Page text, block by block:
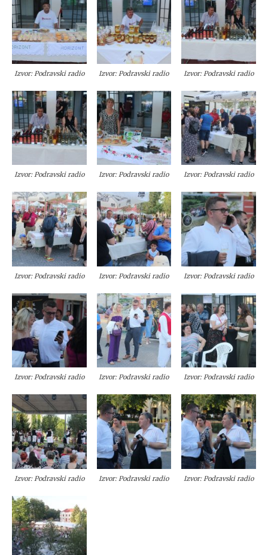
Izvor: Podravski radio Izvor: Podravski radio Izvor: Podravski radio
Izvor: Podravski radio Izvor: Podravski radio Izvor: Podravski radio
Izvor: Podravski radio Izvor: Podravski radio Izvor: Podravski radio
Izvor: Podravski radio Izvor: Podravski radio Izvor: Podravski radio
Izvor: Podravski radio Izvor: Podravski radio Izvor: Podravski radio